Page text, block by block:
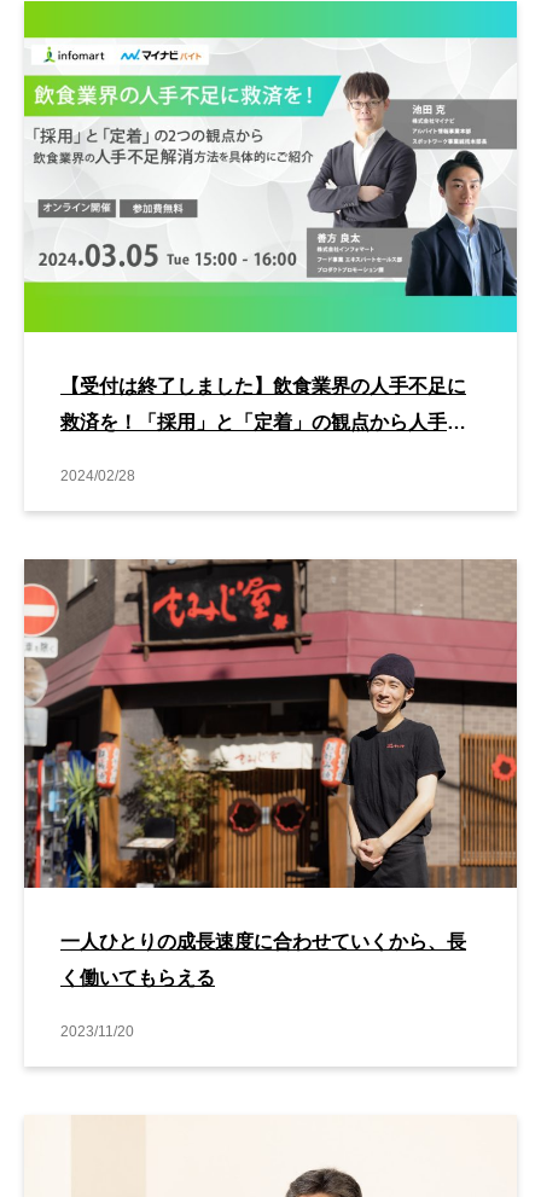
【受付は終了しました】飲食業界の人手不足に
救済を！「採用」と「定着」の観点から人手不
2024/02/28
一人ひとりの成長速度に合わせていくから、長
く働いてもらえる
2023/11/20